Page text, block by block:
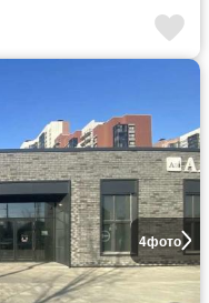
4фото